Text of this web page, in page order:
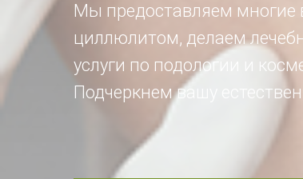
Мы предоставляем многие
циллюлитом, делаем
услуги по подологии и
Подчеркнем вашу